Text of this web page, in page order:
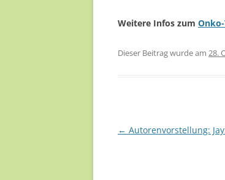
Weitere Infos zum
Dieser Beitrag wurde am 28.
Beitragsnavigation
← Autorenvorstellung: